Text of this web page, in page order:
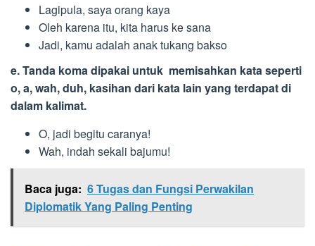
Lagipula, saya orang kaya
Oleh karena itu, kita harus ke sana
Jadi, kamu adalah anak tukang bakso
e. Tanda koma dipakai untuk memisahkan kata seperti
o, a, wah, duh, kasihan dari kata lain yang terdapat di
dalam kalimat.
O, jadi begitu caranya!
Wah, indah sekali bajumu!
Baca juga: 6 Tugas dan Fungsi Perwakilan
Diplomatik Yang Paling Penting